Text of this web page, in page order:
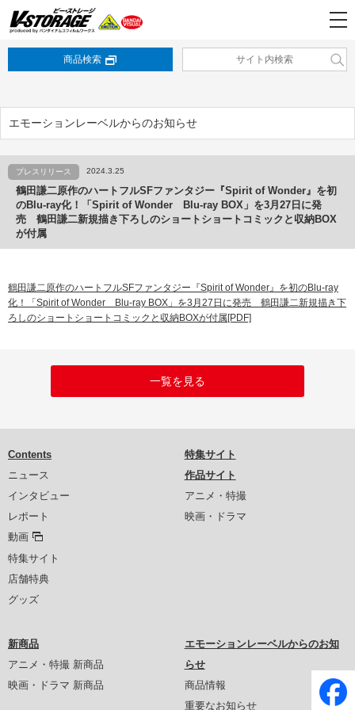
商品検索
エモーションレーベルからのお知らせ
プレスリリース 2024.3.25
鶴田謙二原作のハートフルSFファンタジー『Spirit of Wonder』を初
のBlu-ray化！「Spirit of Wonder Blu-ray BOX」を3月27日に発
売 鶴田謙二新規描き下ろしのショートショートコミックと収納BOX
が付属
鶴田謙二原作のハートフルSFファンタジー『Spirit of Wonder』を初のBlu-ray
化！「Spirit of Wonder Blu-ray BOX」を3月27日に発売 鶴田謙二新規描き下
ろしのショートショートコミックと収納BOXが付属[PDF]
一覧を見る
Contents
ニュース
インタビュー
レポート
動画
特集サイト
店舗特典
グッズ
特集サイト
作品サイト
アニメ・特撮
映画・ドラマ
新商品
アニメ・特撮 新商品
映画・ドラマ 新商品
エモーションレーベルからのお知
らせ
商品情報
重要なお知らせ